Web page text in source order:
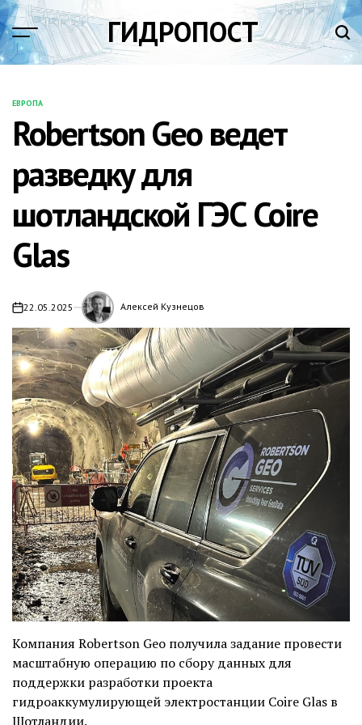
Перейти
к
содержимому
ГИДРОПОСТ
ОПУБЛИКОВАНО
В
ЕВРОПА
Robertson Geo ведет
разведку для
шотландской ГЭС Coire
Glas
22.05.2025 Алексей Кузнецов
Компания Robertson Geo получила задание провести
масштабную операцию по сбору данных для
поддержки разработки проекта
гидроаккумулирующей электростанции Coire Glas в
Шотландии.